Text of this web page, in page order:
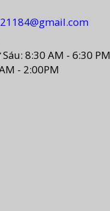
8:30 AM - 6:30 PM
- 2:00PM